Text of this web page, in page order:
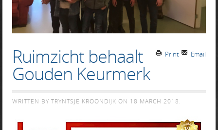
Email
Print
Ruimzicht behaalt
Gouden Keurmerk
WRITTEN BY TRYNTSJE KROONDIJK ON 18 MARCH 2018.